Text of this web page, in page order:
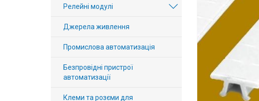
авторизація
Виробники
Контакти
Релейні модулі
Джерела живлення
Промислова автоматизація
Безпровідні пристрої
автоматизації
Клеми та розєми для